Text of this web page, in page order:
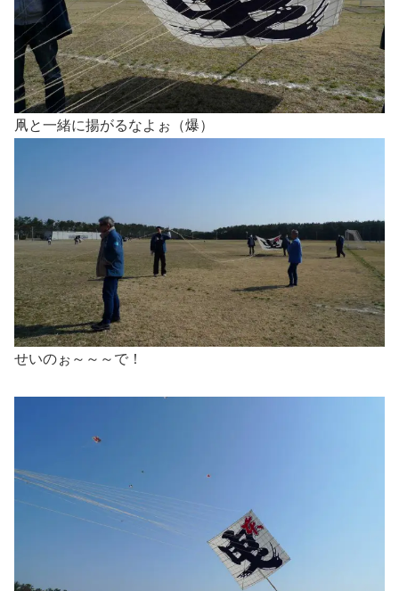
凧と一緒に揚がるなよぉ（爆）
せいのぉ～～～で！